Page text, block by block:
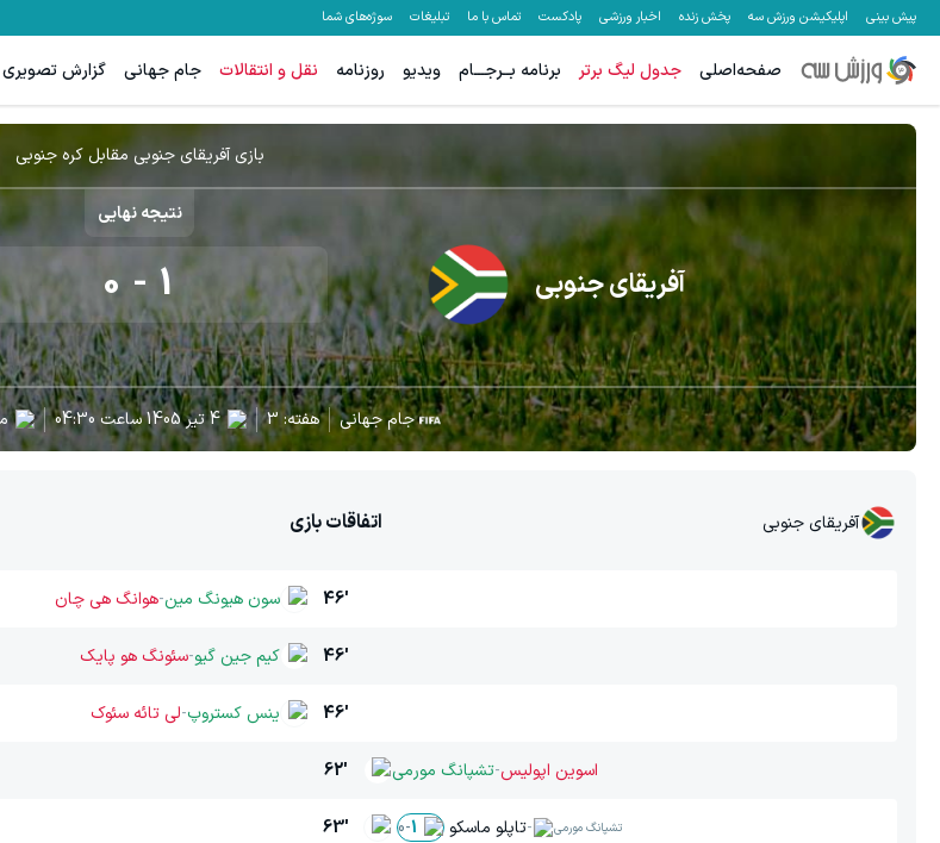
پیش بینی اپلیکیشن ورزش سه پخش زنده اخبار ورزشی پادکست تماس با ما تبلیغات سوژه‌های شما
صفحه‌اصلی جدول لیگ برتر برنامه بــرجـــام ویدیو روزنامه نقل و انتقالات جام جهانی گزارش تصویری
بازی آفریقای جنوبی مقابل کره جنوبی
نتیجه نهایی
آفریقای جنوبی 1
-
0
جام جهانی هفته:3 4 تیر 1405 ساعت 04:30
اتفاقات بازی آفریقای جنوبی
46' سون هیونگ مین-هوانگ هی چان
46' کیم جین گیو-سئونگ هو پایک
46' ینس کستروپ-لی تائه سئوک
62' تشپانگ مورمی-اسوین اپولیس
63' 1
-
0 تاپلو ماسکو- تشپانگ مورمی